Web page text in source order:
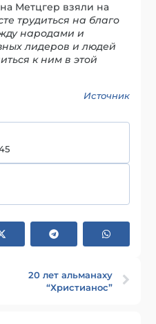
Метцгер взяли на
трудиться на благо
народами и
лидеров и людей
к ним в этой
Источник
20 лет альманаху
“Христианос”